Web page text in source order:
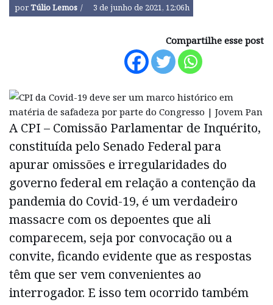
porTúlio Lemos 3 de junho de 2021, 12:06h
Compartilhe esse post
A CPI – Comissão Parlamentar de Inquérito,
constituída pelo Senado Federal para
apurar omissões e irregularidades do
governo federal em relação a contenção da
pandemia do Covid-19, é um verdadeiro
massacre com os depoentes que ali
comparecem, seja por convocação ou a
convite, ficando evidente que as respostas
têm que ser vem convenientes ao
interrogador. E isso tem ocorrido também